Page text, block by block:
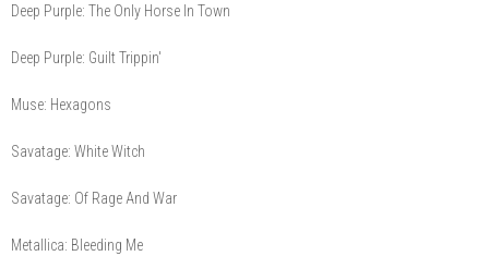
Deep Purple: The Only Horse In Town
Deep Purple: Guilt Trippin'
Muse: Hexagons
Savatage: White Witch
Savatage: Of Rage And War
Metallica: Bleeding Me